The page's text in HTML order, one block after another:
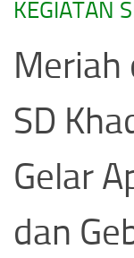
KEGIATAN
Meriah
SD
Gelar
dan